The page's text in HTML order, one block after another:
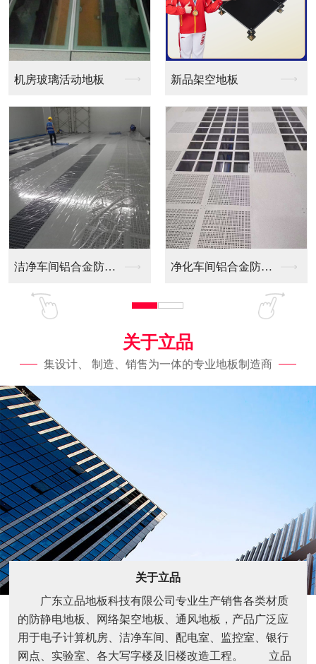
空地板
净化车间铝合金防静电...
同质透心PVC防静电... 木基
全铝防静电地板 机房
关于立品
集设计、 制造、销售为一体的专业地板制造商
关于立品
广东立品地板科技有限公司专业生产销售各类材质
的防静电地板、网络架空地板、通风地板，产品广泛应
用于电子计算机房、洁净车间、配电室、监控室、银行
网点、实验室、各大写字楼及旧楼改造工程。 立品